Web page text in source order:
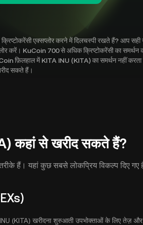
एक्सप्लोर करने में दिलचस्पी रखते हैं? आप
करें। KuCoin 700 से अधिक क्रिप्टोकरेंसी का समर्थन
फ़िलहाल में KITA INU (KITA) का समर्थन नहीं
सकते हैं।
कहां से खरीद सकते हैं?
हैं। यहां कुछ सबसे लोकप्रिय विकल्प दिए
INU (KITA) खरीदना शुरुआती उपभोक्ताओं के लिए तेज़